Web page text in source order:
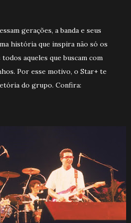
gerações, a banda e seus
história que inspira não só os
todos aqueles que buscam com
Por esse motivo, o Star+ te
do grupo. Confira: